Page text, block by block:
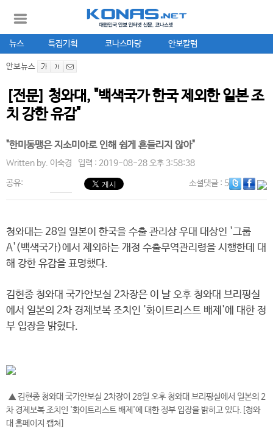
뉴스 특집기획 코나스마당 안보칼럼
안보뉴스
[전문] 청와대, "백색국가 한국 제외한 일본 조
치 강한 유감"
"한미동맹은 지소미아로 인해 쉽게 흔들리지 않아"
Written by. 이숙경 입력 : 2019-08-28 오후 3:58:38
공유: 소셜댓글: 5
청와대는 28일 일본이 한국을 수출 관리상 우대 대상인 '그룹
A'(백색국가)에서 제외하는 개정 수출무역관리령을 시행한데 대
해 강한 유감을 표명했다.
김현종 청와대 국가안보실 2차장은 이 날 오후 청와대 브리핑실
에서 일본의 2차 경제보복 조치인 '화이트리스트 배제'에 대한 정
부 입장을 밝혔다.
▲ 김현종 청와대 국가안보실 2차장이 28일 오후 청와대 브리핑실에서 일본의 2
차 경제보복 조치인 '화이트리스트 배제'에 대한 정부 입장을 밝히고 있다.[청와
대 홈페이지 캡쳐]